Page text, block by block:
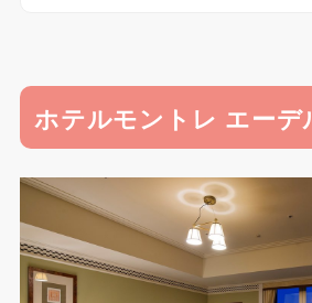
ホテルモントレ エーデ